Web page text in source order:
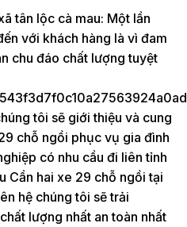
tân lộc cà mau: Một lần
với khách hàng là vì đam
chu đáo chất lượng tuyệt
tôi sẽ giới thiệu và cung
chỗ ngồi phục vụ gia đình
có nhu cầu đi liên tỉnh
Cần hai xe 29 chỗ ngồi tại
hệ chúng tôi sẽ trải
lượng nhất an toàn nhất